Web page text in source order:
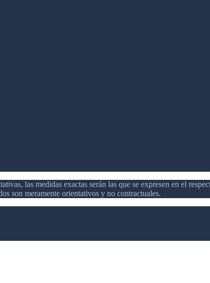
las medidas exactas serán las que se expresen en el
son meramente orientativos y no contractuales.